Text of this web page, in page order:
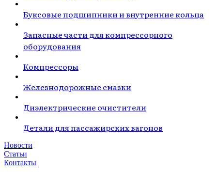
Буксовые подшипники и внутренние кольца
Запасные части для компрессорного
оборудования
Компрессоры
Железнодорожные смазки
Диэлектрические очистители
Детали для пассажирских вагонов
Новости
Статьи
Контакты